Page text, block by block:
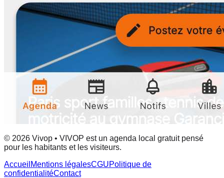
© 2026 Vivop • VIVOP est un agenda local gratuit pensé
pour les habitants et les visiteurs.
Accueil Mentions légalesCGUPolitique de
confidentialitéContact